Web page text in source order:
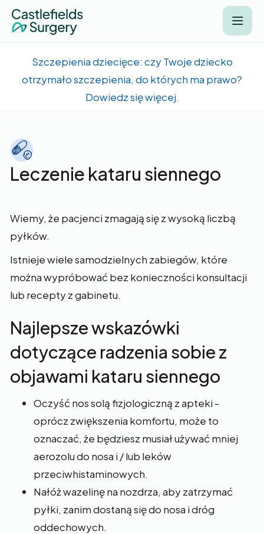
Szczepienia dziecięce: czy Twoje dziecko
otrzymało szczepienia, do których ma prawo?
Dowiedz się więcej.
Leczenie kataru siennego
Wiemy, że pacjenci zmagają się z wysoką liczbą
pyłków.
Istnieje wiele samodzielnych zabiegów, które
można wypróbować bez konieczności konsultacji
lub recepty z gabinetu.
Najlepsze wskazówki
dotyczące radzenia sobie z
objawami kataru siennego
Oczyść nos solą fizjologiczną z apteki -
oprócz zwiększenia komfortu, może to
oznaczać, że będziesz musiał używać mniej
aerozolu do nosa i / lub leków
przeciwhistaminowych.
Nałóż wazelinę na nozdrza, aby zatrzymać
pyłki, zanim dostaną się do nosa i dróg
oddechowych.